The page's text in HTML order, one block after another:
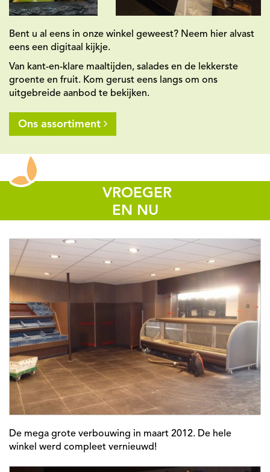
Bent u al eens in onze winkel geweest? Neem hier alvast
eens een digitaal kijkje.
Van kant-en-klare maaltijden, salades en de lekkerste
groente en fruit. Kom gerust eens langs om ons
uitgebreide aanbod te bekijken.
Ons assortiment
VROEGER
EN NU
De mega grote verbouwing in maart 2012. De hele
winkel werd compleet vernieuwd!